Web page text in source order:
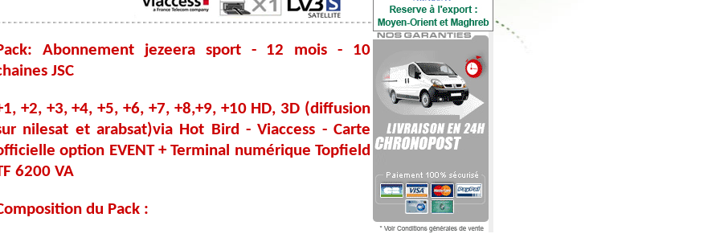
Abonnement jezeera sport - 12 mois - 10
JSC
+2, +3, +4, +5, +6, +7, +8,+9, +10 HD, 3D (diffusion
nilesat et arabsat)via Hot Bird - Viaccess - Carte
option EVENT + Terminal numérique Topfield
6200 VA
du Pack :